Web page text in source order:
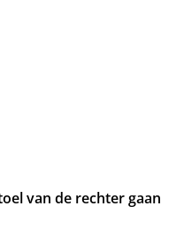
van de rechter gaan